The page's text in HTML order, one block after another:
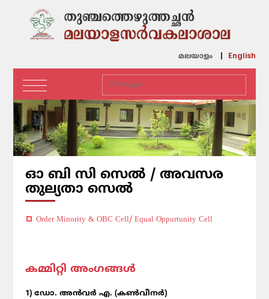
മലയാളം English
ഓ ബി സി സെൽ / അവസര
തുല്യതാ സെൽ
Order Minority & OBC Cell/ Equal Oppurtunity Cell
കമ്മിറ്റി അംഗങ്ങൾ
1) ഡോ. അൻവർ എ. (കൺവീനർ)